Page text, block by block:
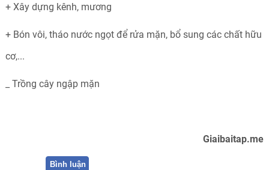
+ Xây dựng kênh, mương
+ Bón vôi, tháo nước ngọt để rửa mặn, bổ sung các chất hữu
cơ,...
_ Trồng cây ngập mặn
Giaibaitap.me
Bình luận